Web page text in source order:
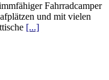
Fahrradcamper
und mit vielen
[...]